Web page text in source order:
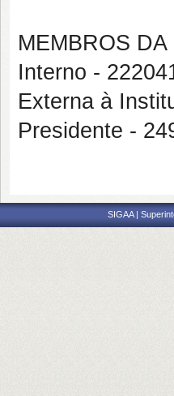
MEMBROS DA
Interno -
Externa à
Presidente -
SIGAA |